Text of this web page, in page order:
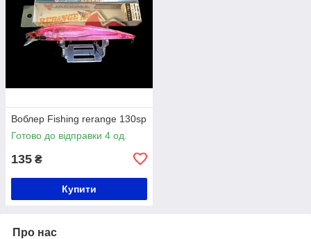
Воблер Fishing rerange 130sp
Готово до відправки 4 од.
135 ₴
Купити
Про нас